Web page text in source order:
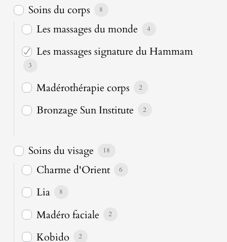
Soins du corps 8
Les massages du monde 4
Les massages signature du Hammam
3
Madérothérapie corps 2
Bronzage Sun Institute 2
Soins du visage 18
Charme d'Orient 6
Lia 8
Madéro faciale 2
Kobido 2